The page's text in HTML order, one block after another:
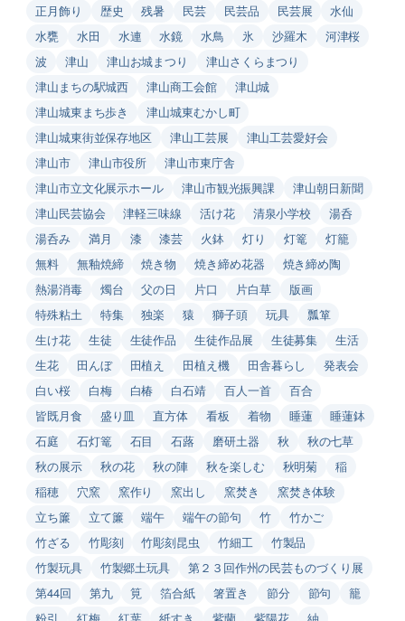
正月飾り 歴史 残暑 民芸 民芸品 民芸展
水仙
水甕
水田 水連 水鏡 水鳥 氷 沙羅木
河津桜
波
津山 津山お城まつり
津山さくらまつり
津山まちの駅城西
津山商工会館
津山城
津山城東まち歩き
津山城東むかし町
津山城東街並保存地区
津山工芸展
津山工芸愛好会
津山市
津山市役所
津山市東庁舎
津山市立文化展示ホール
津山市観光振興課
津山朝日新聞
津山民芸協会
津軽三味線 活け花 清泉小学校
湯呑
湯呑み
満月 漆 漆芸 火鉢 灯り 灯篭
灯籠
無料
無釉焼締 焼き物 焼き締め花器
焼き締め陶
熱湯消毒
燭台 父の日 片口 片白草
版画
特殊粘土
特集 独楽 猿 獅子頭 玩具
瓢箪
生け花
生徒 生徒作品 生徒作品展 生徒募集
生活
生花
田んぼ 田植え 田植え機 田舎暮らし
発表会
白い桜
白梅 白椿 白石靖 百人一首
百合
皆既月食
盛り皿 直方体 看板 着物 睡蓮
睡蓮鉢
石庭
石灯篭 石目 石蕗 磨研土器 秋
秋の七草
秋の展示
秋の花 秋の陣 秋を楽しむ 秋明菊
稲
稲穂
穴窯 窯作り 窯出し 窯焚き
窯焚き体験
立ち簾
立て簾 端午 端午の節句 竹
竹かご
竹ざる
竹彫刻 竹彫刻昆虫 竹細工
竹製品
竹製玩具
竹製郷土玩具
第２３回作州の民芸ものづくり展
第44回
第九 筧 箔合紙 箸置き 節分 節句
籠
粉引
紅梅 紅葉 紙すき 紫蘭 紫陽花
紬